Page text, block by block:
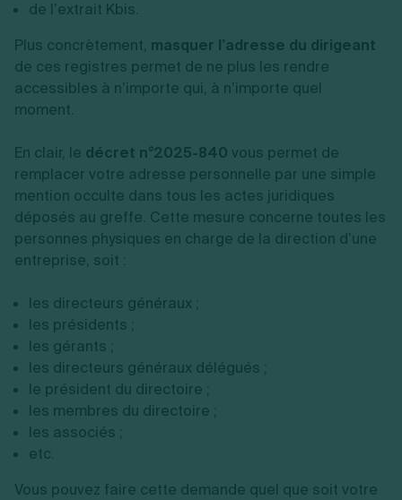
de l’extrait Kbis.
Plus concrètement, masquer l’adresse du dirigeant
de ces registres permet de ne plus les rendre
accessibles à n’importe qui, à n’importe quel
moment.
En clair, le décret n°2025-840 vous permet de
remplacer votre adresse personnelle par une simple
mention occulte dans tous les actes juridiques
déposés au greffe. Cette mesure concerne toutes les
personnes physiques en charge de la direction d’une
entreprise, soit :
les directeurs généraux ;
les présidents ;
les gérants ;
les directeurs généraux délégués ;
le président du directoire ;
les membres du directoire ;
les associés ;
etc.
Vous pouvez faire cette demande quel que soit votre